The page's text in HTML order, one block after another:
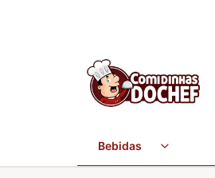
Bebidas